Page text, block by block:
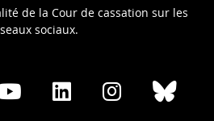
de la Cour de cassation sur les
sociaux.
Share
Share
Share